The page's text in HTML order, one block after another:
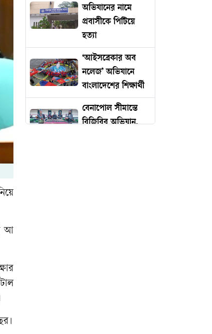
আ
অভিযানের নামে
প্রবাসীকে পিটিয়ে
হত্যা
‘আইসব্রেকার অব
নলেজ’ অভিযানে
বাংলাদেশের শিক্ষার্থী
বেনাপোল সীমান্তে
বিজিবির অভিযান,